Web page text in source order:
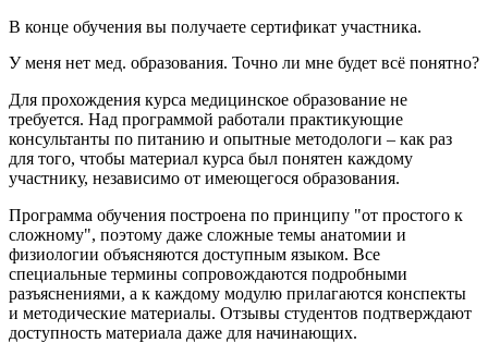
В конце обучения вы получаете сертификат участника.
У меня нет мед. образования. Точно ли мне будет всё понятно?
Для прохождения курса медицинское образование не
требуется. Над программой работали практикующие
консультанты по питанию и опытные методологи – как раз
для того, чтобы материал курса был понятен каждому
участнику, независимо от имеющегося образования.
Программа обучения построена по принципу "от простого к
сложному", поэтому даже сложные темы анатомии и
физиологии объясняются доступным языком. Все
специальные термины сопровождаются подробными
разъяснениями, а к каждому модулю прилагаются конспекты
и методические материалы. Отзывы студентов подтверждают
доступность материала даже для начинающих.